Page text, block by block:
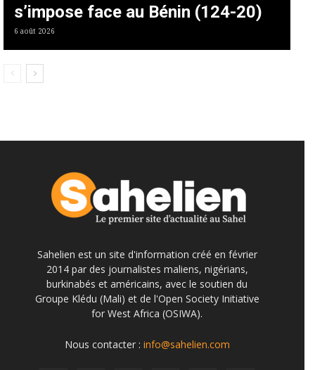
s’impose face au Bénin (124-20)
6 août 2026
Sahelien est un site d'information créé en février
2014 par des journalistes maliens, nigérians,
burkinabés et américains, avec le soutien du
Groupe Klédu (Mali) et de l'Open Society Initiative
for West Africa (OSIWA).
Nous contacter : info@sahelien.com